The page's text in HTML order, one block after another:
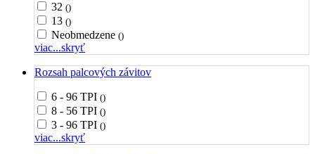
32 ()
13 ()
Neobmedzene ()
viac...skryť
Rozsah palcových závitov
6 - 96 TPI ()
8 - 56 TPI ()
3 - 96 TPI ()
viac...skryť